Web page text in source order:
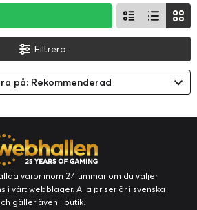
Filtrera
på: Rekommenderad
varor inom 24 timmar om du väljer
i vårt webblager. Alla priser är i svenska
gäller även i butik.